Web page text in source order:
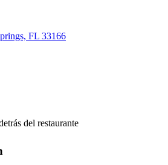
FL 33166
del restaurante